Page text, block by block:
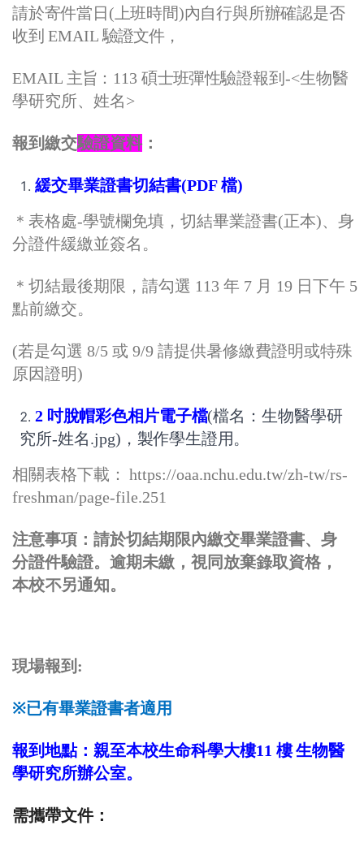
請於寄件當日( 上班時間)內自行與所辦確認是否
收到 EMAIL 驗證文件，
EMAIL 主旨 ： 113碩士班彈性驗證報到-<生物醫
學研究所、姓名>
報到繳交驗證資料：
緩交畢業證書切結書(PDF檔)
＊表格處-學號欄免填，切結畢業證書(正本)、身
分證件緩繳並簽名。
＊切結最後期限，請勾選 113 年 7 月 19 日下午 5
點前繳交。
(若是勾選 8/5 或 9/9 請提供暑修繳費證明或特殊
原因證明)
2 吋脫帽彩色相片電子檔(檔名：生物醫學研
究所-姓名.jpg) ， 製作學生證用。
相關表格下載： https://oaa.nchu.edu.tw/zh-tw/rs-
freshman/page-file.251
注意事項：請於切結期限內繳交畢業證書、身
分證件驗證。逾期未繳，視同放棄錄取資格，
本校不另通知。
現場報到 :
※已有畢業證書者適用
報到地點：親至本校生命科學大樓11 樓生物醫
學研究所辦公室。
需攜帶文件：